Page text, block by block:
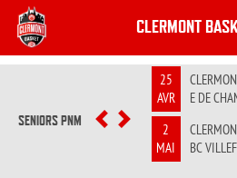
CLERMONT
SENIORS PNM PREVIOUS
NEXT
25
AVR
E DE
2
MAI
BC